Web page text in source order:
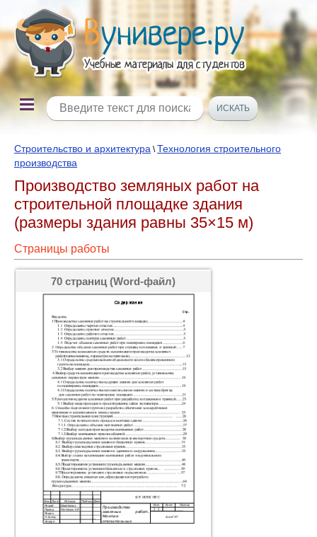
Строительство и архитектура \Технология строительного
производства
Производство земляных работ на
строительной площадке здания
(размеры здания равны 35×15 м)
Страницы работы
70 страниц (Word-файл)